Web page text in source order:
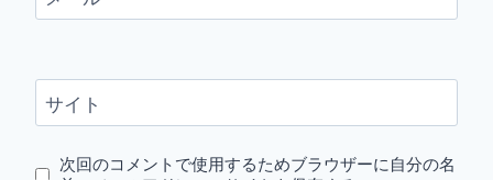
サイト
次回のコメントで使用するためブラウザーに自分の名